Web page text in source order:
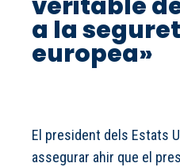
a la
europea»
El president dels Estats
assegurar ahir que el